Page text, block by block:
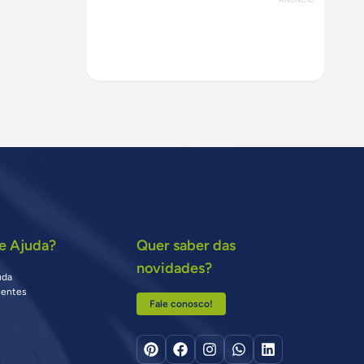
Ajuda?
Quer saber das
novidades?
Fale conosco!